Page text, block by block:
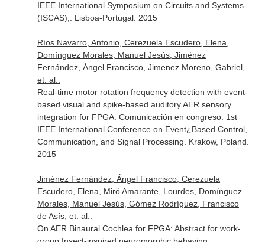
IEEE International Symposium on Circuits and Systems
(ISCAS),. Lisboa-Portugal. 2015
Ríos Navarro, Antonio, Cerezuela Escudero, Elena,
Domínguez Morales, Manuel Jesús, Jiménez
Fernández, Ángel Francisco, Jimenez Moreno, Gabriel,
et. al.:
Real-time motor rotation frequency detection with event-
based visual and spike-based auditory AER sensory
integration for FPGA. Comunicación en congreso. 1st
IEEE International Conference on Event¿Based Control,
Communication, and Signal Processing. Krakow, Poland.
2015
Jiménez Fernández, Ángel Francisco, Cerezuela
Escudero, Elena, Miró Amarante, Lourdes, Domínguez
Morales, Manuel Jesús, Gómez Rodríguez, Francisco
de Asís, et. al.:
On AER Binaural Cochlea for FPGA: Abstract for work-